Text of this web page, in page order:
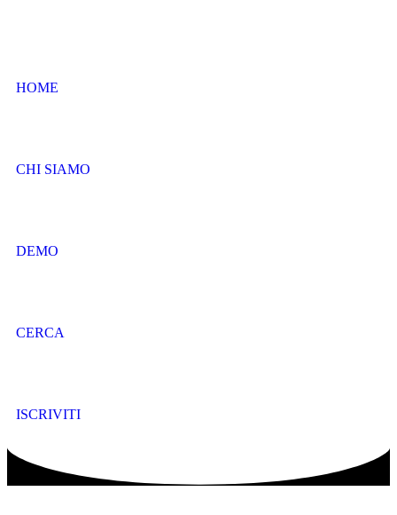
HOME
CHI SIAMO
DEMO
CERCA
ISCRIVITI